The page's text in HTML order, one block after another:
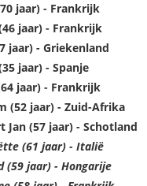
jaar) - Frankrijk
jaar) - Frankrijk
jaar) - Griekenland
jaar) - Spanje
jaar) - Frankrijk
(52 jaar) - Zuid-Afrika
Jan (57 jaar) - Schotland
(61 jaar) - Italië
(59 jaar) - Hongarije